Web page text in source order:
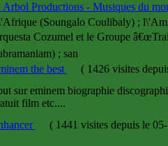
Arbol Productions - Musiques du
(Soungalo Coulibaly) ;
Cozumel et le Groupe
; san
the best
(1426 visites
sur eminem biographie
film etc....
(1441 visites depuis le